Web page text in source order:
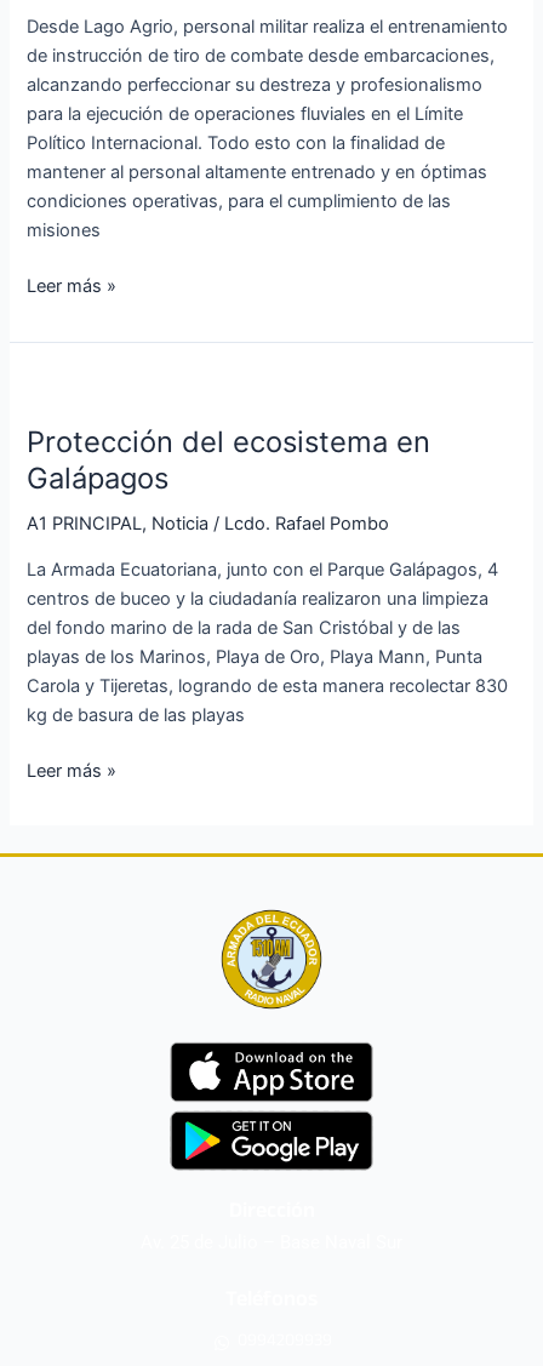
Desde Lago Agrio, personal militar realiza el entrenamiento
de instrucción de tiro de combate desde embarcaciones,
alcanzando perfeccionar su destreza y profesionalismo
para la ejecución de operaciones fluviales en el Límite
Político Internacional. Todo esto con la finalidad de
mantener al personal altamente entrenado y en óptimas
condiciones operativas, para el cumplimiento de las
misiones
desde
embarcaciones
Leer más »
Protección del ecosistema en
Galápagos
A1 PRINCIPAL, Noticia / Lcdo. Rafael Pombo
La Armada Ecuatoriana, junto con el Parque Galápagos, 4
centros de buceo y la ciudadanía realizaron una limpieza
del fondo marino de la rada de San Cristóbal y de las
playas de los Marinos, Playa de Oro, Playa Mann, Punta
Carola y Tijeretas, logrando de esta manera recolectar 830
kg de basura de las playas
ecosistema
en
Galápagos
Leer más »